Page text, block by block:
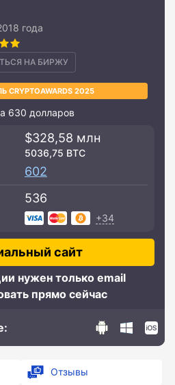
года
НА БИРЖУ
CRYPTOAWARDS 2025
630 долларов
$328,58 млн
5036,75 BTC
602
536
+34
сайт
нужен только email
прямо сейчас
Отзывы